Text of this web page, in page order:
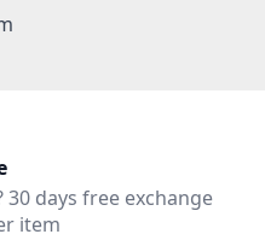
30 days free exchange
item